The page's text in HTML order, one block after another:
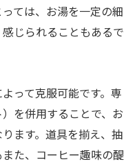
ては、お湯を一定の細
じられることもあるで
って克服可能です。専
を併用することで、お
ます。道具を揃え、抽
た、コーヒー趣味の醍